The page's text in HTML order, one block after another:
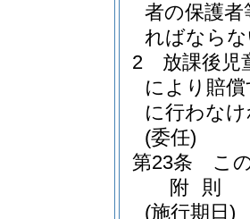
者の保護
ればなら
2
放課後児
により賠
に行わな
(委任)
第23条
こ
附 則
(施行期日)